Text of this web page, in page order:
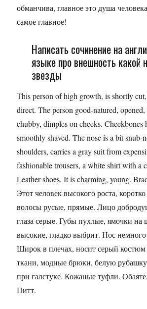
обманчива, главное это душа
самое главное!
Написать сочинение на
языке про внешность какой
звезды
This person of high growth, is shortly
direct. The person good-natured,
chubby, dimples on cheeks. Cheekbones
smoothly shaved. The nose is a bit snub-
shoulders, carries a gray suit from
fashionable trousers, a white shirt with a
Leather shoes. It is charming, young.
Этот человек высокого роста,
волосы русые, прямые. Лицо
глаза серые. Губы пухлые, ямочки
высокие, гладко выбрит. Нос
Широк в плечах, носит серый костюм
ткани, модные брюки, белую
при галстуке. Кожаные туфли.
Питт.